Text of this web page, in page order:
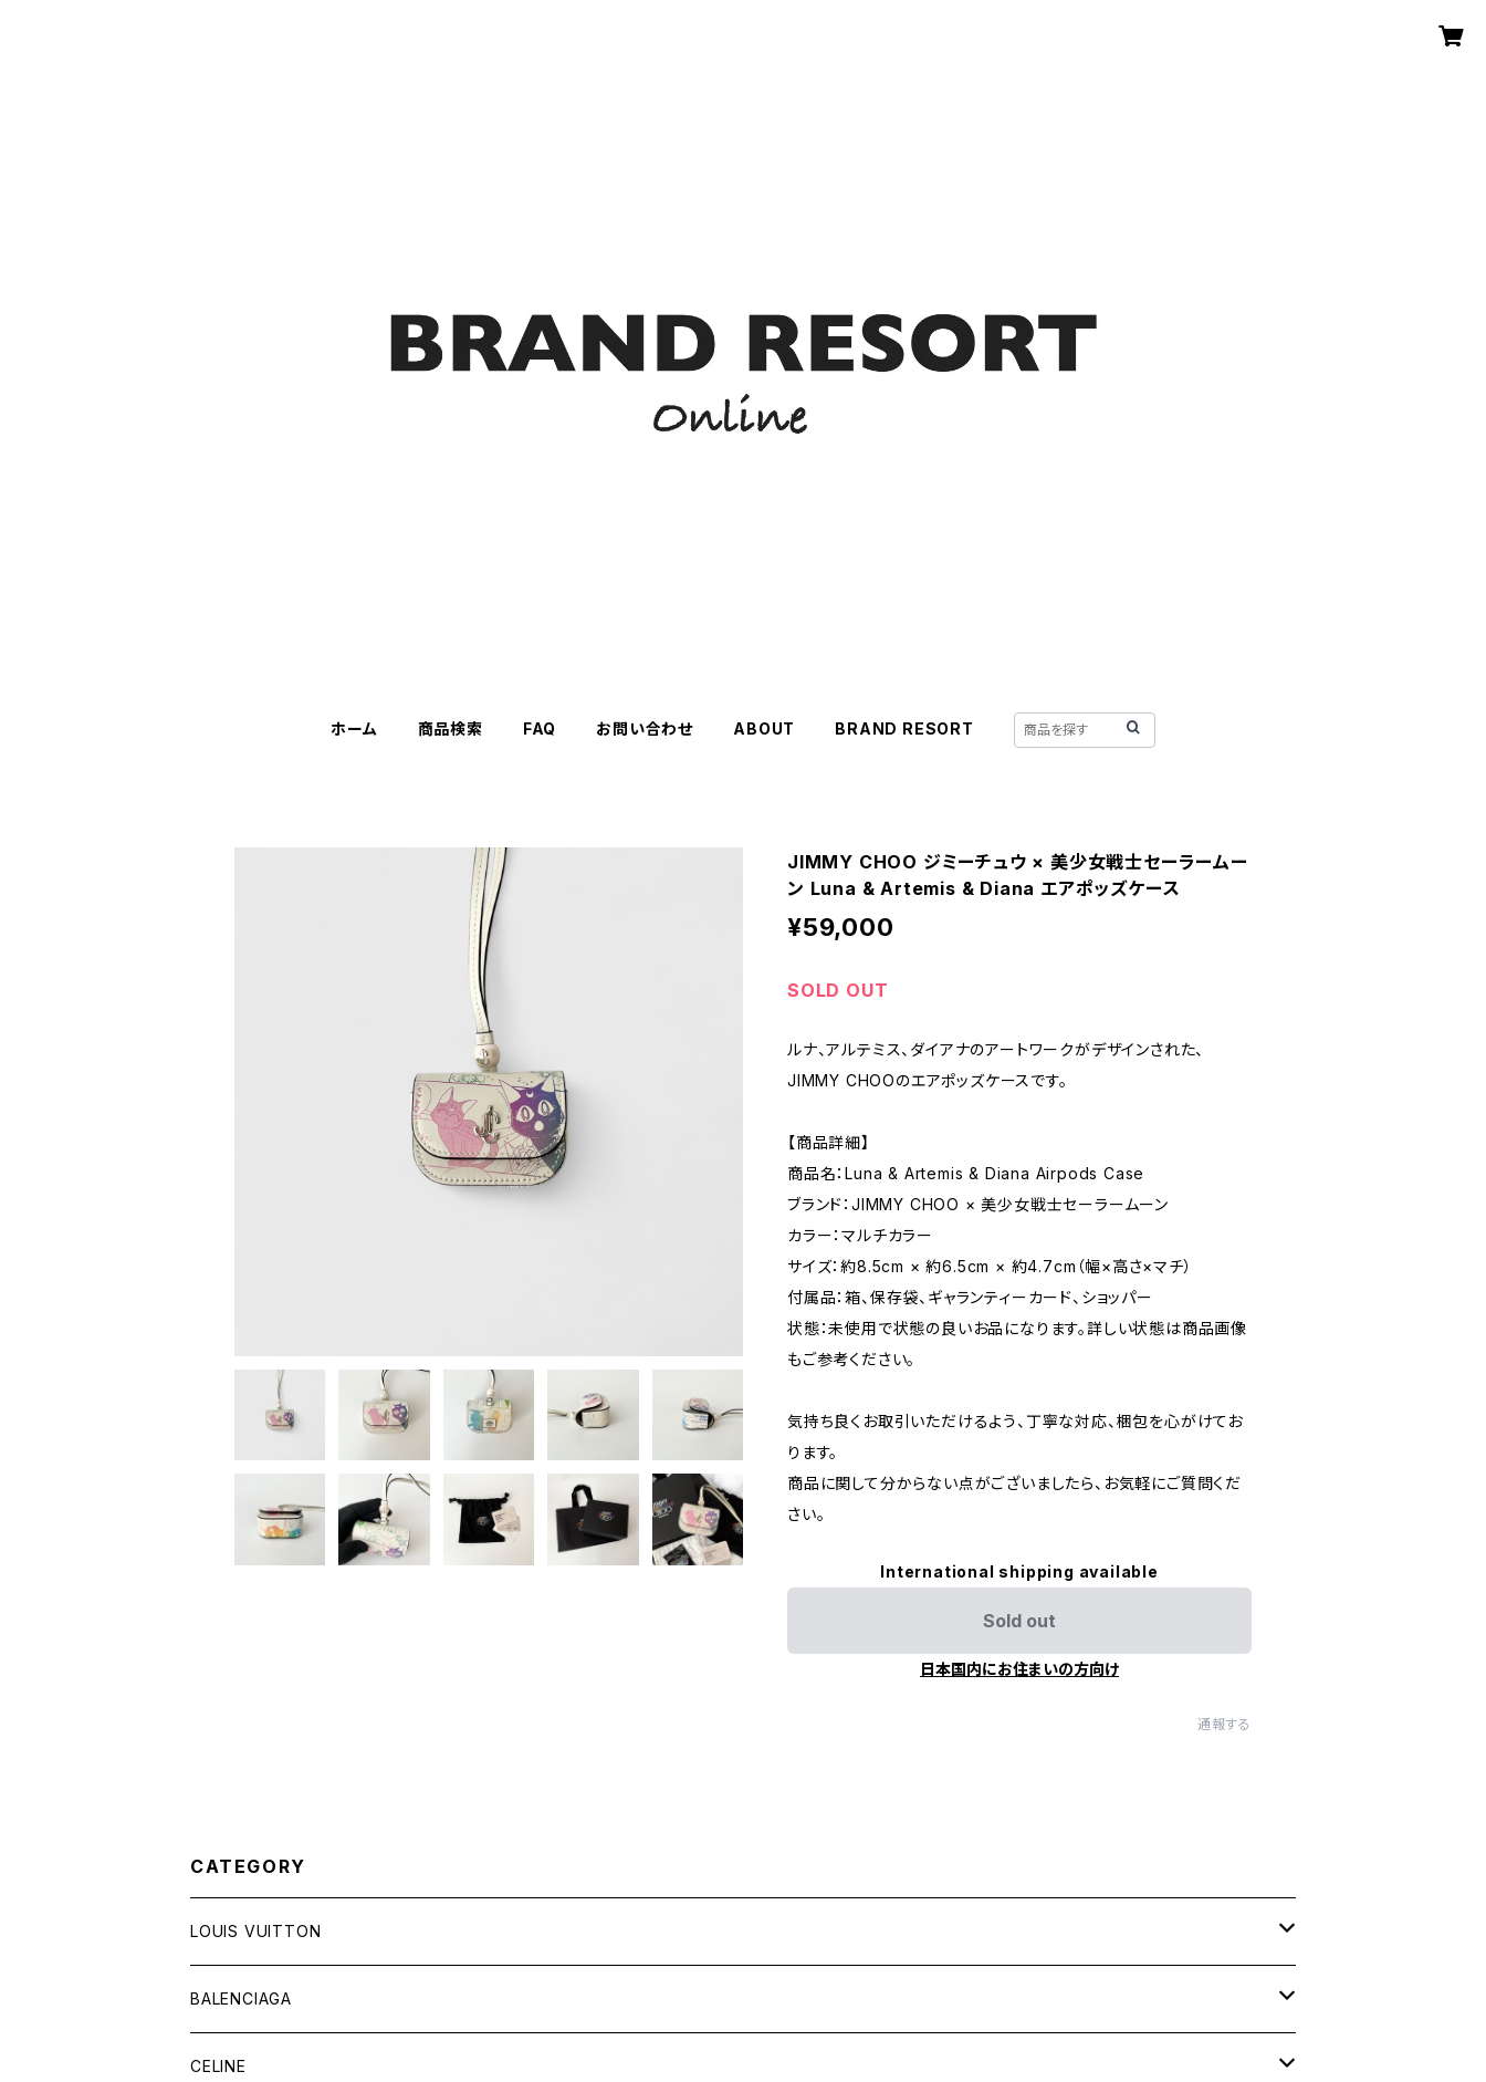
ホーム 商品検索 FAQ お問い合わせ ABOUT BRAND RESORT
JIMMY CHOO ジミーチュウ × 美少女戦士セーラームー
ン Luna & Artemis & Diana エアポッズケース
¥59,000
SOLD OUT
ルナ、アルテミス、ダイアナのアートワークがデザインされた、
JIMMY CHOOのエアポッズケースです。
【商品詳細】
商品名：Luna & Artemis & Diana Airpods Case
ブランド：JIMMY CHOO × 美少女戦士セーラームーン
カラー：マルチカラー
サイズ：約8.5cm × 約6.5cm × 約4.7cm（幅×高さ×マチ）
付属品：箱、保存袋、ギャランティーカード、ショッパー
状態：未使用で状態の良いお品になります。詳しい状態は商品画像
もご参考ください。
気持ち良くお取引いただけるよう、丁寧な対応、梱包を心がけてお
ります。
商品に関して分からない点がございましたら、お気軽にご質問くだ
さい。
International shipping available
Sold out
日本国内にお住まいの方向け
通報する
CATEGORY
LOUIS VUITTON
バッグ
財布&小物
BALENCIAGA
バッグ
CELINE